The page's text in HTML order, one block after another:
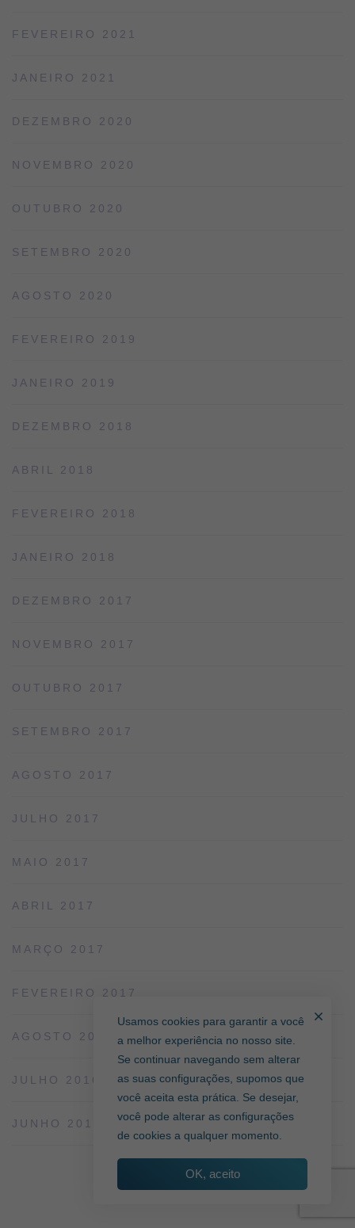
FEVEREIRO 2021
JANEIRO 2021
DEZEMBRO 2020
NOVEMBRO 2020
OUTUBRO 2020
SETEMBRO 2020
AGOSTO 2020
FEVEREIRO 2019
JANEIRO 2019
DEZEMBRO 2018
ABRIL 2018
FEVEREIRO 2018
JANEIRO 2018
DEZEMBRO 2017
NOVEMBRO 2017
OUTUBRO 2017
SETEMBRO 2017
AGOSTO 2017
JULHO 2017
MAIO 2017
ABRIL 2017
MARÇO 2017
FEVEREIRO 2017
AGOSTO 2016
JULHO 2016
JUNHO 2016
Usamos cookies para garantir a você
a melhor experiência no nosso site.
Se continuar navegando sem alterar
as suas configurações, supomos que
você aceita esta prática. Se desejar,
você pode alterar as configurações
de cookies a qualquer momento.
OK, aceito